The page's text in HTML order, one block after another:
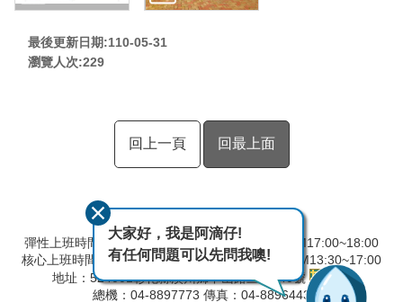
最後更新日期:110-05-31
瀏覽人次:229
回上一頁 回最上面
彈性上班時間：AM8:00~09:00 彈性下班時間：PM17:00~18:00
核心上班時間：星期一 ~ 星期五 AM8:30~12:30 PM13:30~17:00
地址：524001彰化縣溪州鄉中山路三段640號
總機：04-8897773 傳真：04-8896443
大家好，我是阿滴仔!
有任何問題可以先問我噢!